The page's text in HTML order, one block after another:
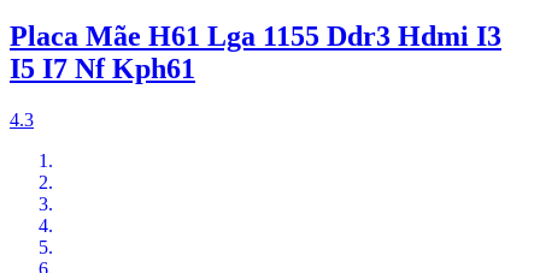
Placa Mãe H61 Lga 1155 Ddr3 Hdmi I3
I5 I7 Nf Kph61
4.3